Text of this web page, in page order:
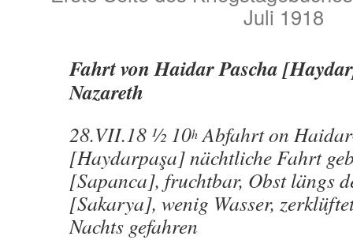
Juli 1918
Fahrt von Haidar Pascha
Nazareth
28.VII.18 ½ 10hAbfahrt on
[Haydarpaşa] nächtliche Fahrt
[Sapanca], fruchtbar, Obst längs
[Sakarya], wenig Wasser,
Nachts gefahren